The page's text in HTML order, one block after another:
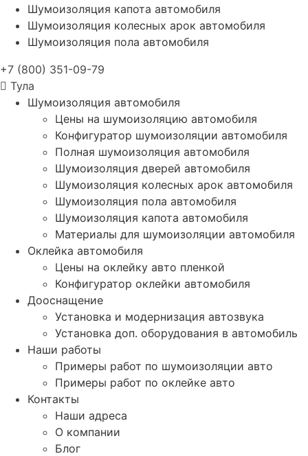
Шумоизоляция капота автомобиля
Шумоизоляция колесных арок автомобиля
Шумоизоляция пола автомобиля
+7 (800) 351-09-79
Тула
Шумоизоляция автомобиля
Цены на шумоизоляцию автомобиля
Конфигуратор шумоизоляции автомобиля
Полная шумоизоляция автомобиля
Шумоизоляция дверей автомобиля
Шумоизоляция колесных арок автомобиля
Шумоизоляция пола автомобиля
Шумоизоляция капота автомобиля
Материалы для шумоизоляции автомобиля
Оклейка автомобиля
Цены на оклейку авто пленкой
Конфигуратор оклейки автомобиля
Дооснащение
Установка и модернизация автозвука
Установка доп. оборудования в автомобиль
Наши работы
Примеры работ по шумоизоляции авто
Примеры работ по оклейке авто
Контакты
Наши адреса
О компании
Блог